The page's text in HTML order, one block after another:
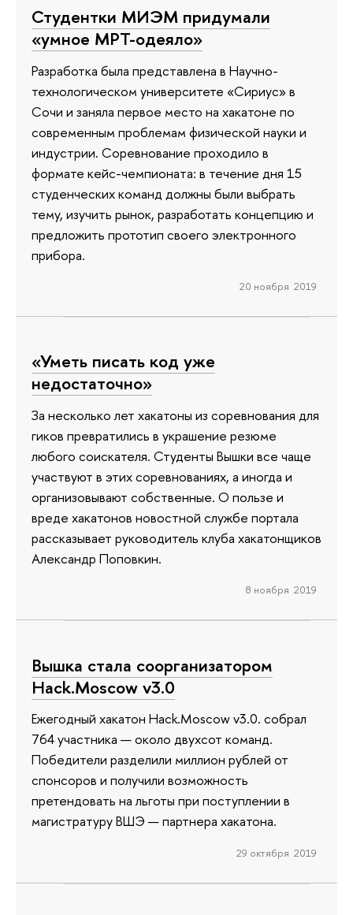
Студентки МИЭМ придумали
«умное МРТ-одеяло»
Разработка была представлена в Научно-
технологическом университете «Сириус» в
Сочи и заняла первое место на хакатоне по
современным проблемам физической науки и
индустрии. Соревнование проходило в
формате кейс-чемпионата: в течение дня 15
студенческих команд должны были выбрать
тему, изучить рынок, разработать концепцию и
предложить прототип своего электронного
прибора.
20 ноября 2019
«Уметь писать код уже
недостаточно»
За несколько лет хакатоны из соревнования для
гиков превратились в украшение резюме
любого соискателя. Студенты Вышки все чаще
участвуют в этих соревнованиях, а иногда и
организовывают собственные. О пользе и
вреде хакатонов новостной службе портала
рассказывает руководитель клуба хакатонщиков
Александр Поповкин.
8 ноября 2019
Вышка стала соорганизатором
Hack.Moscow v3.0
Ежегодный хакатон Hack.Moscow v3.0. собрал
764 участника — около двухсот команд.
Победители разделили миллион рублей от
спонсоров и получили возможность
претендовать на льготы при поступлении в
магистратуру ВШЭ — партнера хакатона.
29 октября 2019